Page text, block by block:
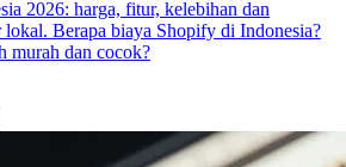
2026: harga, fitur, kelebihan dan
Berapa biaya Shopify di Indonesia?
murah dan cocok?